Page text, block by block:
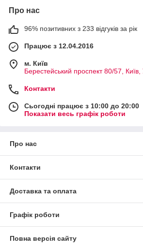
Про нас
96% позитивних з 233 відгуків за рік
Працює з 12.04.2016
м. Київ
Берестейський проспект 80/57, Київ,
Контакти
Сьогодні працює з 10:00 до 20:00
Показати весь графік роботи
Про нас
Контакти
Доставка та оплата
Графік роботи
Повна версія сайту